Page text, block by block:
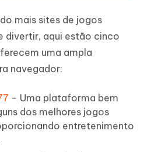
mais sites de jogos
divertir, aqui estão cinco
uma ampla
navegador:
– Uma plataforma bem
dos melhores jogos
entretenimento